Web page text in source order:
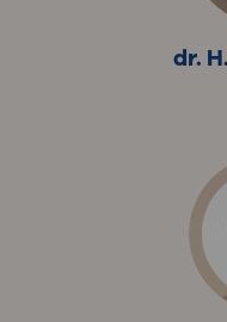
dr.